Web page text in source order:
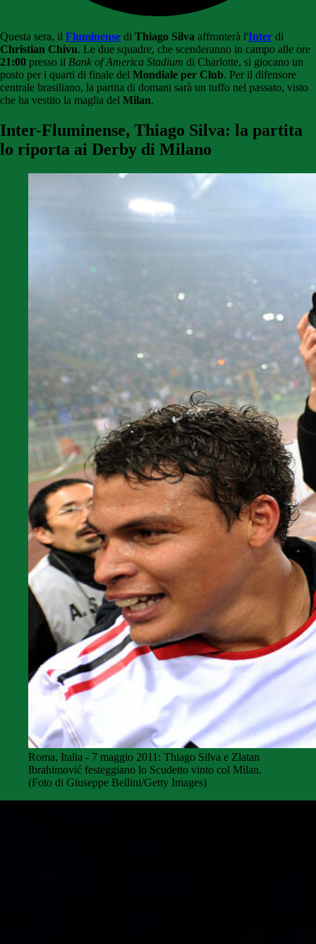
Questa sera, il Fluminense di Thiago Silva affronterà l'Inter di
Christian Chivu. Le due squadre, che scenderanno in campo alle ore
21:00 presso il Bank of America Stadium di Charlotte, si giocano un
posto per i quarti di finale del Mondiale per Club. Per il difensore
centrale brasiliano, la partita di domani sarà un tuffo nel passato, visto
che ha vestito la maglia del Milan.
Inter-Fluminense, Thiago Silva: la partita
lo riporta ai Derby di Milano
Roma, Italia - 7 maggio 2011: Thiago Silva e Zlatan
Ibrahimović festeggiano lo Scudetto vinto col Milan.
(Foto di Giuseppe Bellini/Getty Images)